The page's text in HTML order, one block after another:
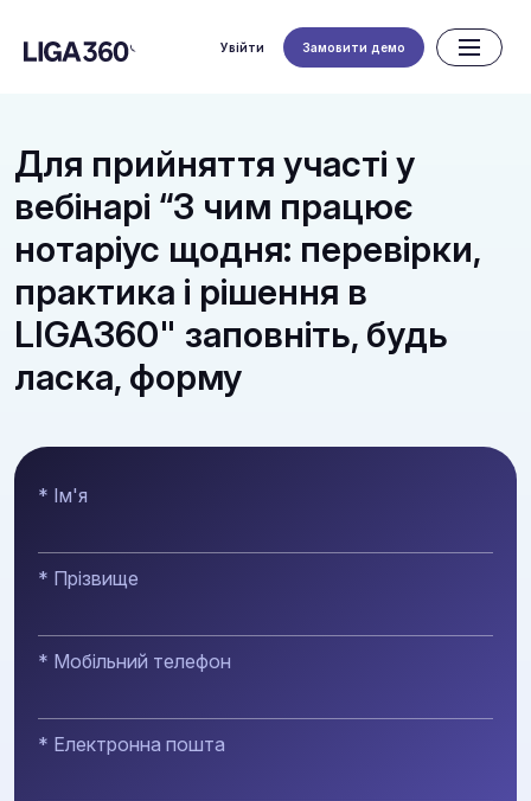
Увійти Замовити демо
Для прийняття участі у
вебінарі “З чим працює
нотаріус щодня: перевірки,
практика і рішення в
LIGA360" заповніть, будь
ласка, форму
* Ім'я
* Прізвище
* Мобільний телефон
* Електронна пошта